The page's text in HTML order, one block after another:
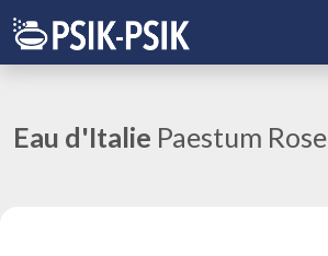
Eau d'Italie Paestum Rose